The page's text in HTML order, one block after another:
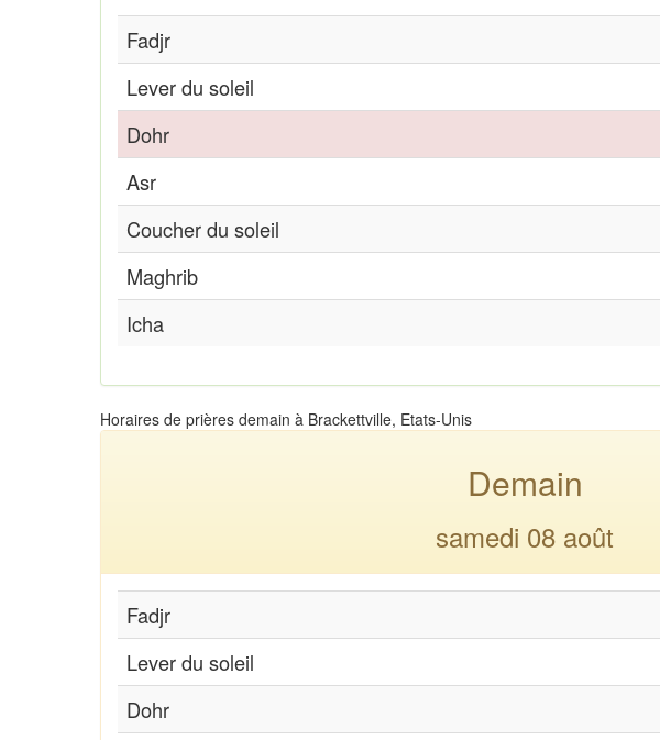
Fadjr
Lever du soleil
Dohr
Asr
Coucher du soleil
Maghrib
Icha
Horaires de prières demain à Brackettville, Etats-Unis
Demain
samedi 08 août
Fadjr
Lever du soleil
Dohr